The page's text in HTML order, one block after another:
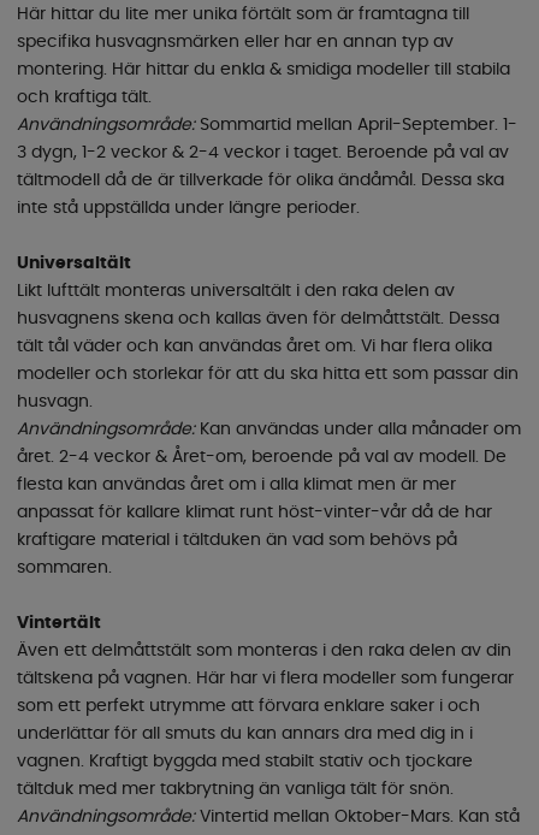
Här hittar du lite mer unika förtält som är framtagna till
specifika husvagnsmärken eller har en annan typ av
montering. Här hittar du enkla & smidiga modeller till stabila
och kraftiga tält.
Användningsområde:Sommartid mellan April-September. 1-
3 dygn, 1-2 veckor & 2-4 veckor i taget. Beroende på val av
tältmodell då de är tillverkade för olika ändåmål. Dessa ska
inte stå uppställda under längre perioder.
Universaltält
Likt lufttält monteras universaltält i den raka delen av
husvagnens skena och kallas även för delmåttstält. Dessa
tält tål väder och kan användas året om. Vi har flera olika
modeller och storlekar för att du ska hitta ett som passar din
husvagn.
Användningsområde: Kan användas under alla månader om
året. 2-4 veckor & Året-om, beroende på val av modell. De
flesta kan användas året om i alla klimat men är mer
anpassat för kallare klimat runt höst-vinter-vår då de har
kraftigare material i tältduken än vad som behövs på
sommaren.
Vintertält
Även ett delmåttstält som monteras i den raka delen av din
tältskena på vagnen. Här har vi flera modeller som fungerar
som ett perfekt utrymme att förvara enklare saker i och
underlättar för all smuts du kan annars dra med dig in i
vagnen. Kraftigt byggda med stabilt stativ och tjockare
tältduk med mer takbrytning än vanliga tält för snön.
Användningsområde:Vintertid mellan Oktober-Mars. Kan stå